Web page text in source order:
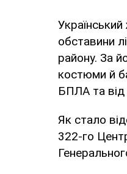
обставини
району. За
костюми й
БПЛА та від
Як стало
322-го